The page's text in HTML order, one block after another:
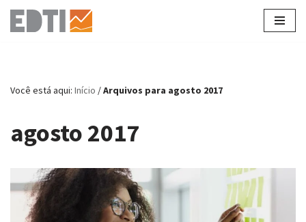
Pular
conteúdo
Você está aqui: Início /Arquivos para agosto 2017
agosto 2017